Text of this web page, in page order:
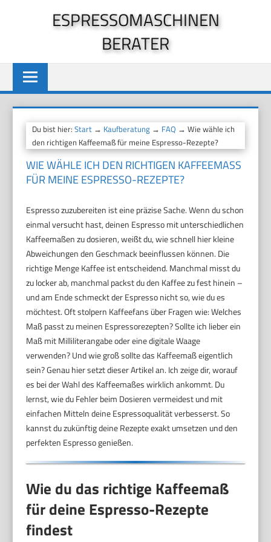
ESPRESSOMASCHINEN
BERATER
Du bist hier:Start → Kaufberatung → FAQ → Wie wähle ich
den richtigen Kaffeemaß für meine Espresso-Rezepte?
WIE WÄHLE ICH DEN RICHTIGEN KAFFEEMASS F
ÜR MEINE ESPRESSO-REZEPTE?
Espresso zuzubereiten ist eine präzise Sache. Wenn du schon
einmal versucht hast, deinen Espresso mit unterschiedlichen
Kaffeemaßen zu dosieren, weißt du, wie schnell hier kleine
Abweichungen den Geschmack beeinflussen können. Die
richtige Menge Kaffee ist entscheidend. Manchmal misst du
zu locker ab, manchmal packst du den Kaffee zu fest hinein –
und am Ende schmeckt der Espresso nicht so, wie du es
möchtest. Oft stolpern Kaffeefans über Fragen wie: Welches
Maß passt zu meinen Espressorezepten? Sollte ich lieber ein
Maß mit Milliliterangabe oder eine digitale Waage
verwenden? Und wie groß sollte das Kaffeemaß eigentlich
sein? Genau hier setzt dieser Artikel an. Ich zeige dir, worauf
es bei der Wahl des Kaffeemaßes wirklich ankommt. Du
lernst, wie du Fehler beim Dosieren vermeidest und mit
einfachen Mitteln deine Espressoqualität verbesserst. So
kannst du zukünftig deine Rezepte exakt umsetzen und den
perfekten Espresso genießen.
Wie du das richtige Kaffeemaß
für deine Espresso-Rezepte
findest